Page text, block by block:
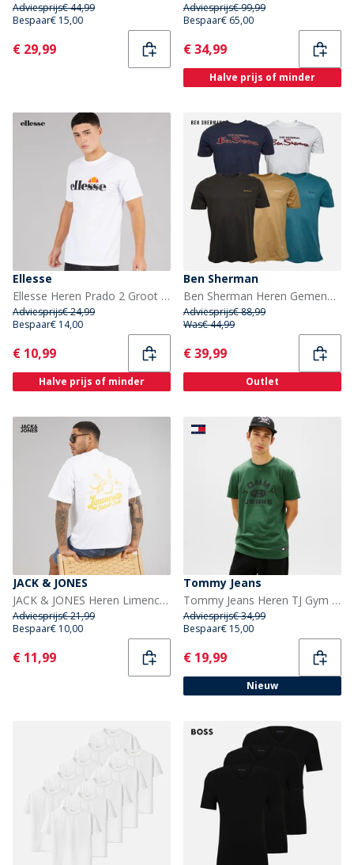
Adviesprijs€ 44,99
Bespaar€ 15,00
Current
€ 29,99
Adviesprijs€ 99,99
Bespaar€ 65,00
Current
€ 34,99
Halve prijs of minder
Ellesse
Ellesse Heren Prado 2 Groot Logo T-shirt Wit
Adviesprijs€ 24,99
Bespaar€ 14,00
Current
€ 10,99
Halve prijs of minder
Ben Sherman
Ben Sherman Heren Gemengde Set van 5 T-Shirts Teal / Stone / Zwart / Wit / Donker Marineblauw
Adviesprijs€ 88,99
Was€ 44,99
Current
€ 39,99
Outlet
JACK & JONES
JACK & JONES Heren Limencello T-shirt Bright wit Limencello
Adviesprijs€ 21,99
Bespaar€ 10,00
Current
€ 11,99
Tommy Jeans
Tommy Jeans Heren TJ Gym T-shirt Shadow Pine
Adviesprijs€ 34,99
Bespaar€ 15,00
Current
€ 19,99
Nieuw